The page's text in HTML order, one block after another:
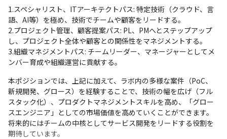
1.スペシャリスト、ITアーキテクトパス: 特定技術（クラウド、言
語、AI等）を極め、技術でチームや顧客をリードする。
2.プロジェクト管理、顧客提案パス: PL、PMへとステップアップ
し、プロジェクト全体や顧客との関係性をマネジメントする。
3.組織マネジメントパス: チームリーダー、マネージャーとしてメ
ンバー育成や組織運営に貢献する。
本ポジションでは、上記に加えて、ラボ内の多様な案件（PoC、
新規開発、グロース）を経験することで、技術の幅を広げ（フル
スタック化）、プロダクトマネジメントスキルを高め、「グロー
スエンジニア」としての市場価値を高めていくことができます。
将来的にはチームの中核としてサービス開発をリードする役割を
期待しています。